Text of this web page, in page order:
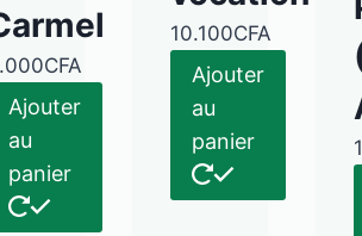
CFA
Ajouter
au
panier
10.100CFA
Ajouter
au
panier